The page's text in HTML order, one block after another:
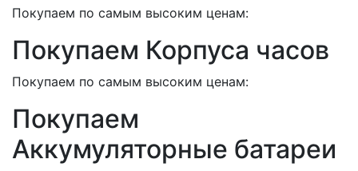
Покупаем по самым высоким ценам:
Покупаем Корпуса часов
Покупаем по самым высоким ценам:
Покупаем
Аккумуляторные батареи